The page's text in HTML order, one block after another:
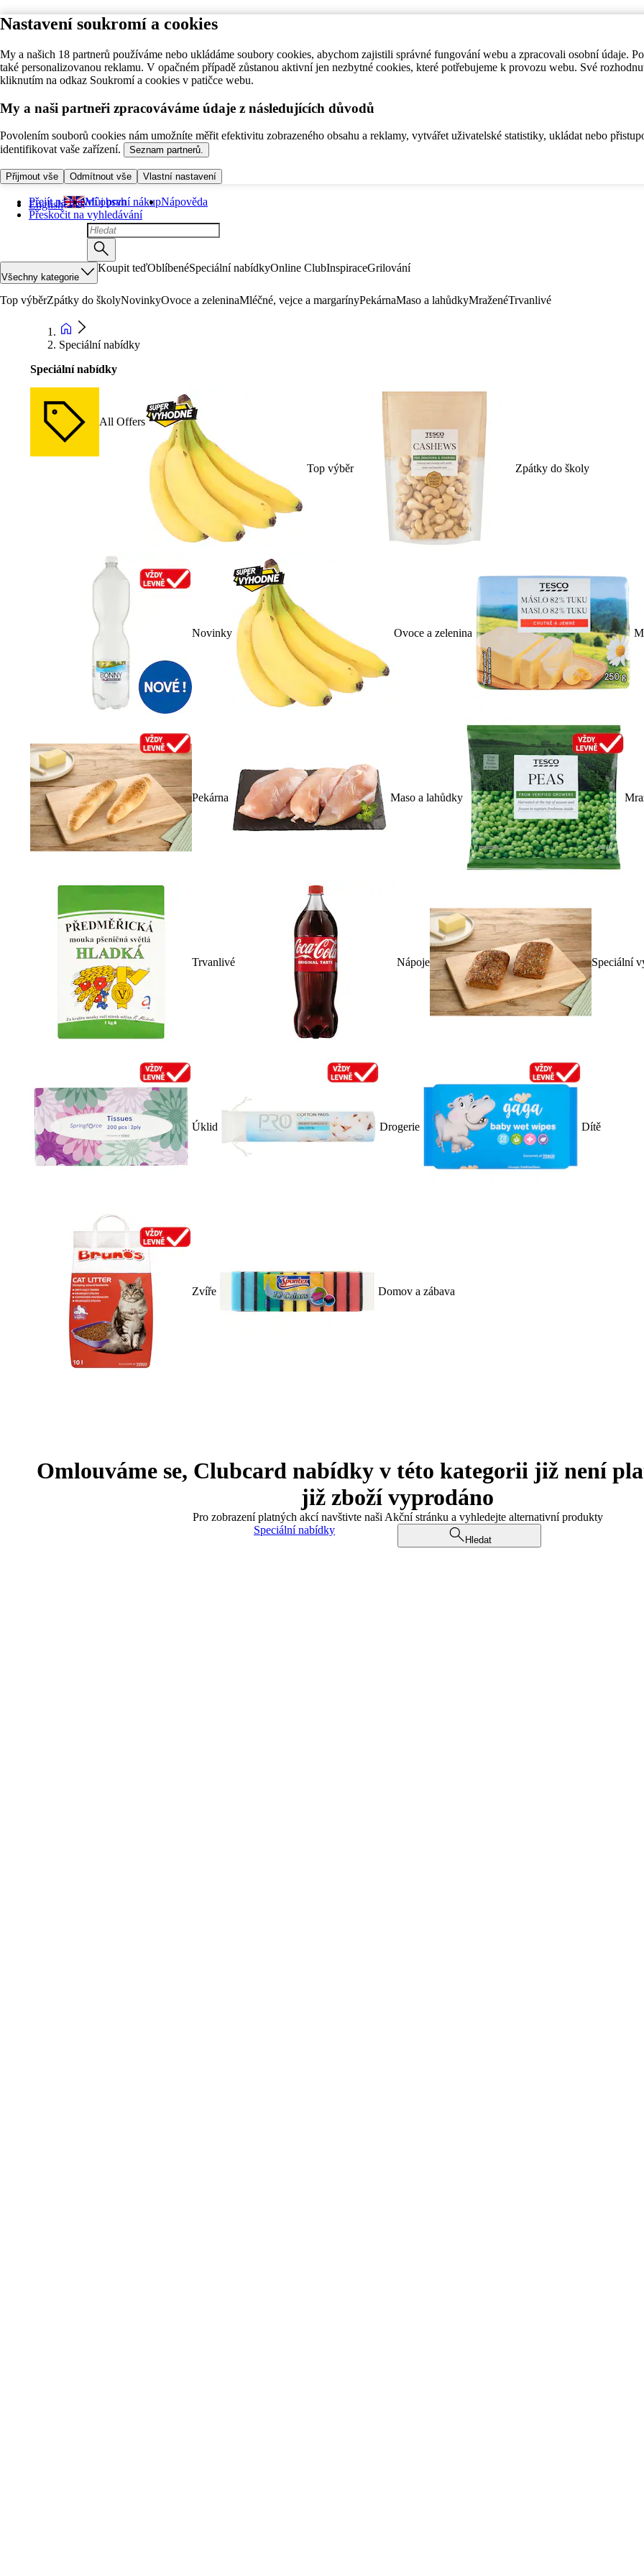
Nastavení soukromí a cookies
My a našich 18 partnerů používáme nebo ukládáme soubory cookies, abychom zajistili správné fungování webu a zpracovali osobní údaje.
také personalizovanou reklamu. V opačném případě zůstanou aktivní jen nezbytné cookies, které potřebujeme k provozu webu. Své
kliknutím na odkaz Soukromí a cookies v patičce webu.
My a naši partneři zpracováváme údaje z následujících důvodů
Povolením souborů cookies nám umožníte měřit efektivitu zobrazeného obsahu a reklamy, vytvářet uživatelské statistiky, ukládat nebo
identifikovat vaše zařízení.
Seznam partnerů.
Přijmout vše Odmítnout vše Vlastní nastavení
Přejít na hlavní obsah
Přeskočit na vyhledávání
English Můj první nákupNápověda
Všechny kategorie
Koupit teďOblíbenéSpeciální nabídkyOnline ClubInspiraceGrilování
Top výběrZpátky do školyNovinkyOvoce a zeleninaMléčné, vejce a margarínyPekárnaMaso a lahůdkyMraženéTrvanlivé
Speciální nabídky
Speciální nabídky
All Offers
Top výběr Zpátky do školy
Novinky Ovoce a zelenina
Pekárna Maso a lahůdky
Trvanlivé Nápoje Speciální
Úklid Drogerie Dítě
Zvíře Domov a zábava
Omlouváme se, Clubcard nabídky v této kategorii již není
již zboží vyprodáno
Pro zobrazení platných akcí navštivte naši Akční stránku a vyhledejte alternativní produkty
Speciální nabídky
Hledat